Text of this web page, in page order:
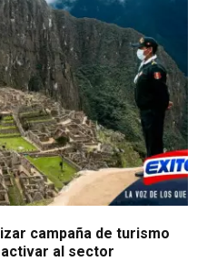
campaña de turismo
al sector